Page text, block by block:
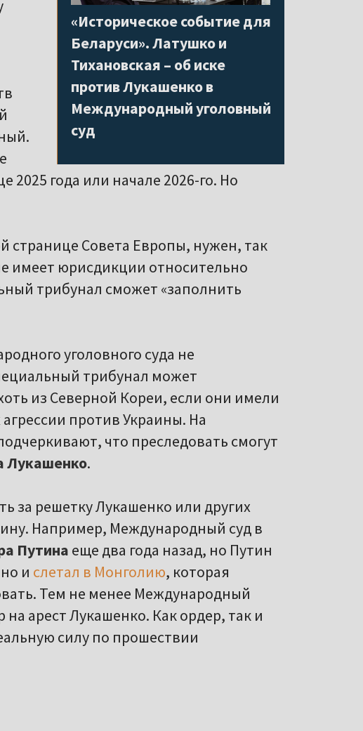
«Историческое событие для
Беларуси». Латушко и
Тихановская – об иске
против Лукашенко в
Международный уголовный
суд
2025 года или начале 2026-го. Но
странице Совета Европы, нужен, так
имеет юрисдикции относительно
трибунал сможет «заполнить
уголовного суда не
трибунал может
из Северной Кореи, если они имели
против Украины. На
что преследовать смогут
Лукашенко.
за решетку Лукашенко или других
Например, Международный суд в
Путина еще два года назад, но Путин
и слетал в Монголию, которая
Тем не менее Международный
на арест Лукашенко. Как ордер, так и
силу по прошествии